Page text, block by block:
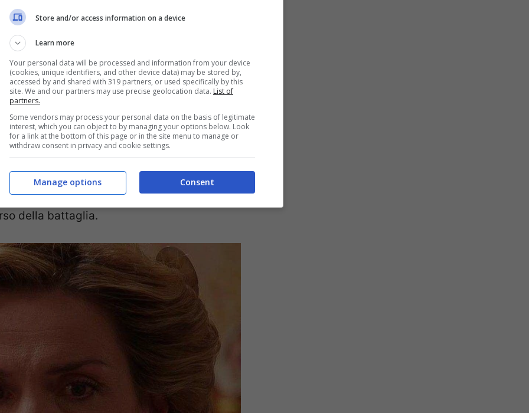
le sue origini e Cruz si
di Salvador, il ragazzo è vivo, torna
grande fatica a inserirsi nuovamente
bastasse prova una grande sofferenza
della battaglia.
Store and/or access information on a device
Learn more
Your personal data will be processed and information from your device
(cookies, unique identifiers, and other device data) may be stored by,
accessed by and shared with 319 partners, or used specifically by this
site. We and our partners may use precise geolocation data. List of
partners.
Some vendors may process your personal data on the basis of legitimate
interest, which you can object to by managing your options below. Look
for a link at the bottom of this page or in the site menu to manage or
withdraw consent in privacy and cookie settings.
Consent
Manage options